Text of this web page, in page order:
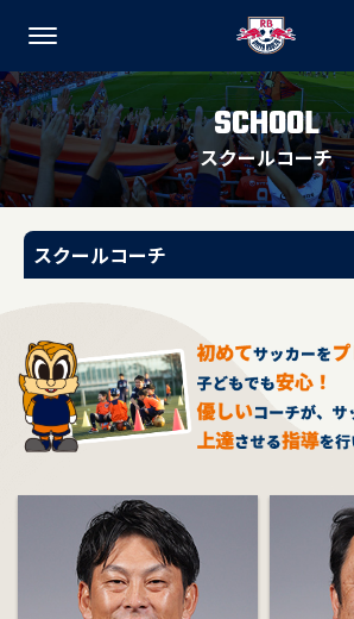
SCHOOL
スクールコーチ
スクールコーチ